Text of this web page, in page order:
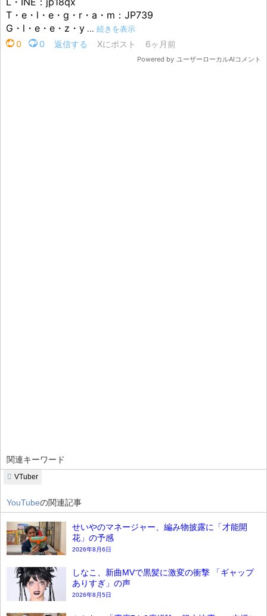
関連キーワード
VTuber
YouTubeの関連記事
せいやのマネージャー、編み物披露に「才能開
花」の予感
2026年8月6日
しなこ、新曲MVで黒髪に激変の衝撃 「ギャップ
ありすぎ」の声
2026年8月5日